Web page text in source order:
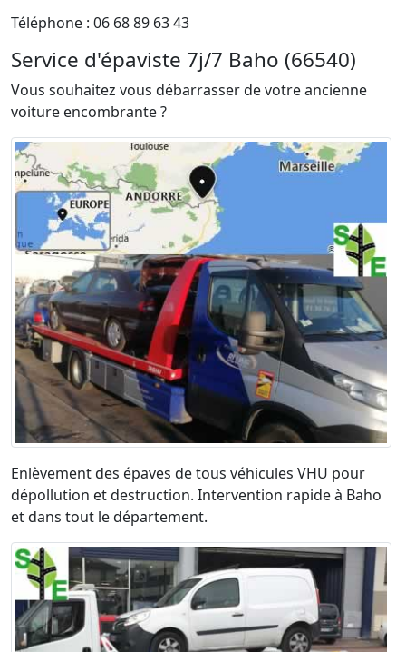
Téléphone : 06 68 89 63 43
Service d'épaviste 7j/7 Baho (66540)
Vous souhaitez vous débarrasser de votre ancienne
voiture encombrante ?
Enlèvement des épaves de tous véhicules VHU pour
dépollution et destruction. Intervention rapide à Baho
et dans tout le département.